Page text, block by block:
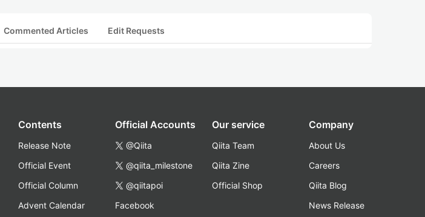
Commented Articles Edit Requests
Contents
Release Note
Official Event
Official Column
Advent Calendar
Official Accounts
@Qiita
@qiita_milestone
@qiitapoi
Facebook
Our service
Qiita Team
Qiita Zine
Official Shop
Company
About Us
Careers
Qiita Blog
News Release